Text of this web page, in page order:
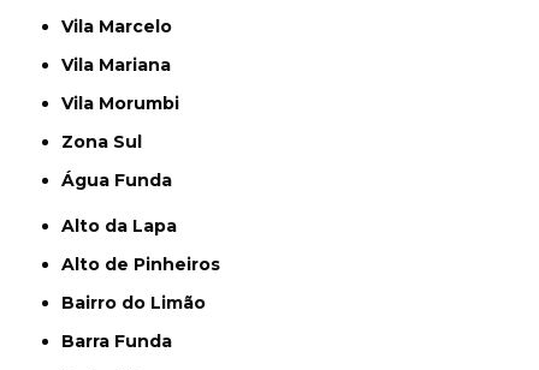
Vila Marcelo
Vila Mariana
Vila Morumbi
Zona Sul
Água Funda
Alto da Lapa
Alto de Pinheiros
Bairro do Limão
Barra Funda